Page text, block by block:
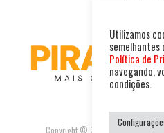
Copyright © 2025. Todos os
Utilizamos
semelhantes
Política de
navegando,
condições.